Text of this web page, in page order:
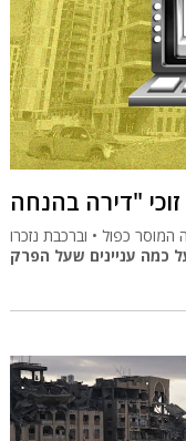
כפול • וברכבת נזכרו
כמה עניינים שעל הפרק